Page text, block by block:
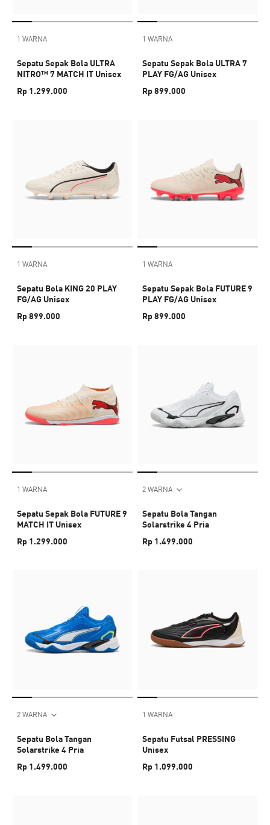
1 WARNA
Sepatu Sepak Bola ULTRA
NITRO™ 7 MATCH IT Unisex
Rp 1.299.000
1 WARNA
Sepatu Sepak Bola ULTRA 7
PLAY FG/AG Unisex
Rp 899.000
1 WARNA
Sepatu Bola KING 20 PLAY
FG/AG Unisex
Rp 899.000
1 WARNA
Sepatu Sepak Bola FUTURE 9
PLAY FG/AG Unisex
Rp 899.000
1 WARNA
Sepatu Sepak Bola FUTURE 9
MATCH IT Unisex
Rp 1.299.000
2 WARNA
Sepatu Bola Tangan
Solarstrike 4 Pria
Rp 1.499.000
2 WARNA
Sepatu Bola Tangan
Solarstrike 4 Pria
Rp 1.499.000
1 WARNA
Sepatu Futsal PRESSING
Unisex
Rp 1.099.000